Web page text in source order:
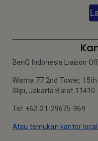
BenQ Indonesia Liaison
Wisma 77 2nd Tower,
Slipi, Jakarta Barat 11410
Tel: +62-21-29675-969
Atau temukan kantor